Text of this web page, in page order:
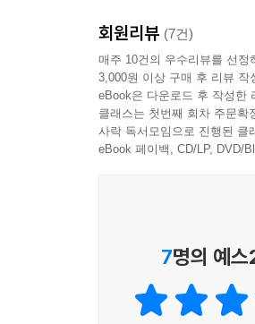
영국에서 가져온 레이저
카막의 플라즈마 온도를
없는 단단한 증거였다. 인
-3의 소식은 핵융합 연구
--- p.246
대 방식으로 발전하게 된
그들은 왜 우리에게 알려
안드레이 사하로프, 이
수많은 훌륭한 과학자와
않는다. 그렇다고 그들
수소폭탄도 빠르게 독자
원리는 참 간단하다
인류의 에너지 문제를 해
에너지를 내놓는다는
이런 핵융합의 원리를
없었습니다. 많은 사람들
될지 알 수도 없는 어려
이제는 우리의 생존과 미
바로 이 책에 핵융합에
위한 불꽃 튀는 노력도 생
회원리뷰 (7건)
매주 10건의 우수리뷰를 선
3,000원 이상 구매 후 리뷰 작
eBook은 다운로드 후 작성한
클래스는 첫번째 회차 주문
사락 독서모임으로 진행된 클
eBook 페이백, CD/LP, DVD/
7명의 예